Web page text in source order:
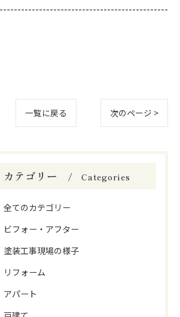
一覧に戻る 次のページ >
カテゴリー Categories
全てのカテゴリー
ビフォー・アフター
塗装工事現場の様子
リフォーム
アパート